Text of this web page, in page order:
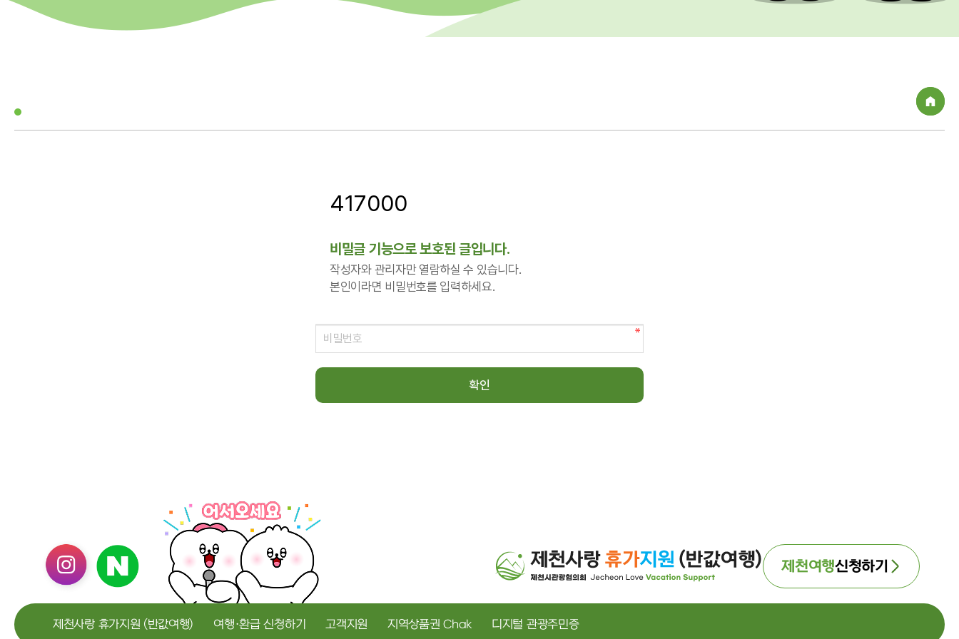
417000
비밀글 기능으로 보호된 글입니다.
작성자와 관리자만 열람하실 수 있습니다.
본인이라면 비밀번호를 입력하세요.
제천여행신청하기
제천사랑 휴가지원 (반값여행) 여행·환급 신청하기 고객지원 지역상품권 Chak 디지털 관광주민증